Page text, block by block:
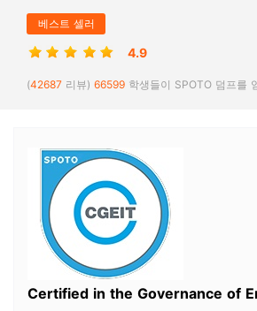
베스트 셀러
4.9
(42687 리뷰) 66599 학생들이 SPOTO 덤프를
Certified in the Governance of